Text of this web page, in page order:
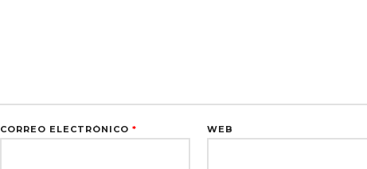
CORREO ELECTRÓNICO * WEB